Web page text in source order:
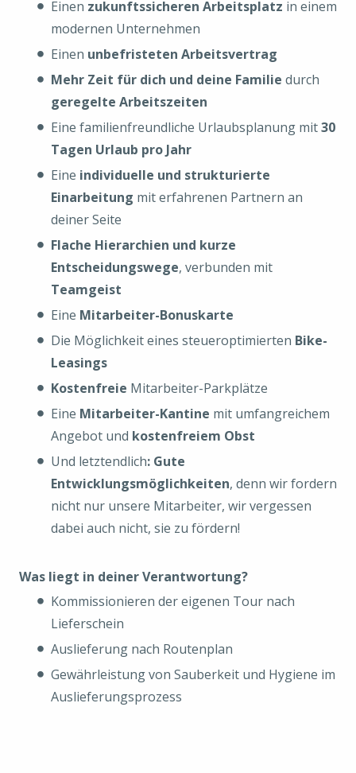
Einen zukunftssicheren Arbeitsplatz in einem
modernen Unternehmen
Einen unbefristeten Arbeitsvertrag
Mehr Zeit für dich und deine Familie durch
geregelte Arbeitszeiten
Eine familienfreundliche Urlaubsplanung mit30
Tagen Urlaub pro Jahr
Eine individuelle und strukturierte
Einarbeitung mit erfahrenen Partnern an
deiner Seite
Flache Hierarchien und kurze
Entscheidungswege, verbunden mit
Teamgeist
Eine Mitarbeiter-Bonuskarte
Die Möglichkeit eines steueroptimierten Bike-
Leasings
Kostenfreie Mitarbeiter-Parkplätze
Eine Mitarbeiter-Kantine mit umfangreichem
Angebot und kostenfreiem Obst
Und letztendlich: Gute
Entwicklungsmöglichkeiten, denn wir fordern
nicht nur unsere Mitarbeiter, wir vergessen
dabei auch nicht, sie zu fördern!
Was liegt in deiner Verantwortung?
Kommissionieren der eigenen Tour nach
Lieferschein
Auslieferung nach Routenplan
Gewährleistung von Sauberkeit und Hygiene im
Auslieferungsprozess